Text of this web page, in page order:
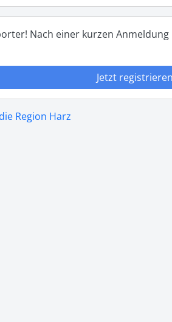
Nach einer kurzen
Jetzt registrieren
Region Harz